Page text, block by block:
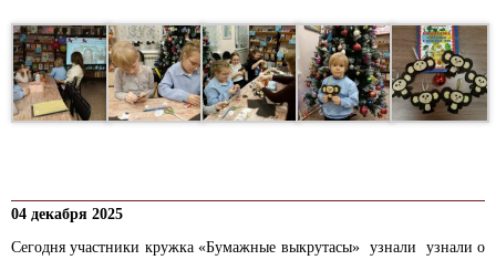
04 декабря 2025
Сегодня участники кружка «Бумажные выкрутасы» узнали узнали о